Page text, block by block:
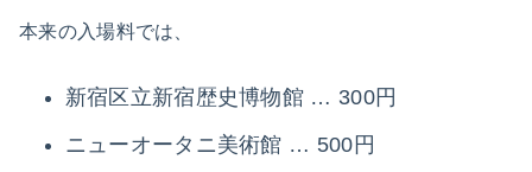
本来の入場料では、
新宿区立新宿歴史博物館 … 300円
ニューオータニ美術館 … 500円